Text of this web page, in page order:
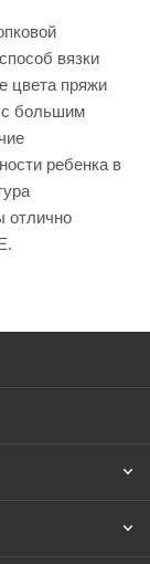
вязки
цвета пряжи
с большим
ребенка в
отлично